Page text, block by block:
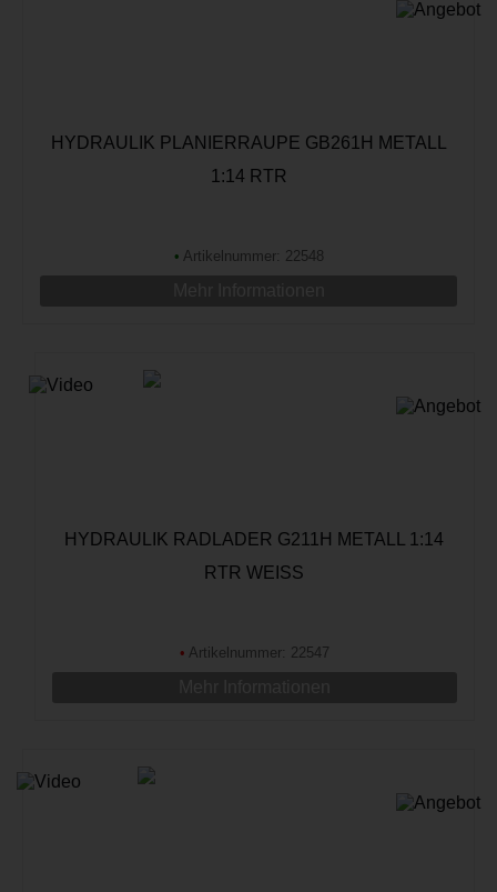
HYDRAULIK PLANIERRAUPE GB261H METALL
1:14 RTR
• Artikelnummer: 22548
HYDRAULIK RADLADER G211H METALL 1:14
RTR WEISS
• Artikelnummer: 22547